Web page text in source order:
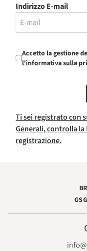
Indirizzo E-mail
Accetto la gestione
l'informativa sulla
Ti sei registrato con
Generali, controlla
registrazione.